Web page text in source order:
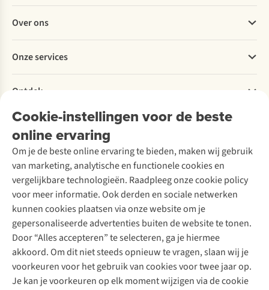
Cookie-instellingen voor de beste
online ervaring
Om je de beste online ervaring te bieden, maken wij gebruik
van marketing, analytische en functionele cookies en
vergelijkbare technologieën. Raadpleeg onze cookie policy
voor meer informatie. Ook derden en sociale netwerken
kunnen cookies plaatsen via onze website om je
gepersonaliseerde advertenties buiten de website te tonen.
Door “Alles accepteren” te selecteren, ga je hiermee
akkoord. Om dit niet steeds opnieuw te vragen, slaan wij je
voorkeuren voor het gebruik van cookies voor twee jaar op.
Je kan je voorkeuren op elk moment wijzigen via de cookie
Bestellen
Betalen
Levering
Retourneren
Bestelling herroepen
Garantie
Contact
Over ons
Explore More
Verantwoord ondernemen
Over Ayacucho
Onze winkels
Over A.S.Adventure
Toegankelijkheidsverklaring
Onze services
Ski-onderhoud
Wasservice
Schoenonderhoud
Schoenherstelling
Kledingherstelling
Retouches
Voor bedrijven
Ontdek
A.S.Magazine
Podcast
Explore Academy
Explore Camp
Gear Check
Inspiratie & advies
Meld je aan voor de nieuwsbrief
Follow us